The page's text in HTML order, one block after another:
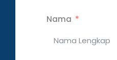
Nama